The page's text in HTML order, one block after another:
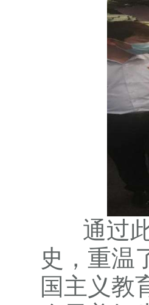
通过此
史，重温
国主义教